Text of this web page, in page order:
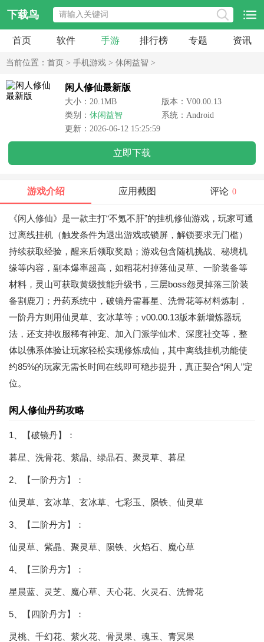
下载鸟
首页 软件 手游 排行榜 专题 资讯
当前位置： 首页 > 手机游戏 > 休闲益智 >
闲人修仙最新版
大小：20.1MB
版本：V00.00.13
类别： 休闲益智
系统：Android
更新：2026-06-12 15:25:59
立即下载
游戏介绍 应用截图 评论 0
《闲人修仙》是一款主打“不氪不肝”的挂机修仙游戏，玩家可通
过离线挂机（触发条件为退出游戏或锁屏，解锁要求无门槛）
持续获取经验，醒来后领取奖励；游戏包含随机挑战、秘境机
缘等内容，副本爆率超高，如稻花村掉落仙灵草、一阶装备等
材料，灵山可获取黄级技能升级书，三层boss怨灵掉落三阶装
备割鹿刀；丹药系统中，破镜丹需暮星、洗骨花等材料炼制，
一阶丹方则用仙灵草、玄冰草等；v00.00.13版本新增炼器玩
法，还支持收服稀有神宠、加入门派学仙术、深度社交等，整
体以佛系体验让玩家轻松实现修炼成仙，其中离线挂机功能使
约85%的玩家无需长时间在线即可稳步提升，真正契合“闲人”定
位。
闲人修仙丹药攻略
1、【破镜丹】：
暮星、洗骨花、紫晶、绿晶石、聚灵草、暮星
2、【一阶丹方】：
仙灵草、玄冰草、玄冰草、七彩玉、陨铁、仙灵草
3、【二阶丹方】：
仙灵草、紫晶、聚灵草、陨铁、火焰石、魔心草
4、【三阶丹方】：
星晨蓝、灵芝、魔心草、天心花、火灵石、洗骨花
5、【四阶丹方】：
灵桃、千幻花、紫火花、骨灵果、魂玉、青冥果